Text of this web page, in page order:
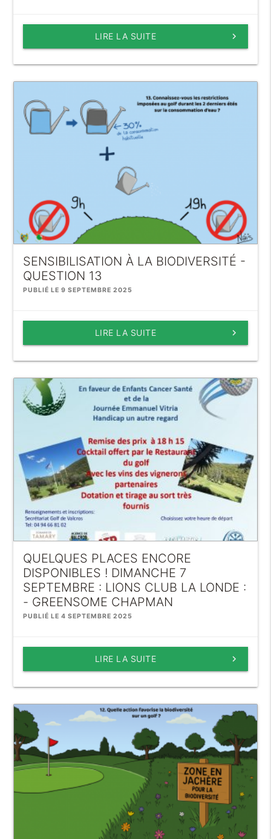
keyboard_arrow_right
LIRE LA SUITE
SENSIBILISATION À LA BIODIVERSITÉ -
QUESTION 13
PUBLIÉ LE 9 SEPTEMBRE 2025
keyboard_arrow_right
LIRE LA SUITE
QUELQUES PLACES ENCORE
DISPONIBLES ! DIMANCHE 7
SEPTEMBRE : LIONS CLUB LA LONDE :
- GREENSOME CHAPMAN
PUBLIÉ LE 4 SEPTEMBRE 2025
keyboard_arrow_right
LIRE LA SUITE